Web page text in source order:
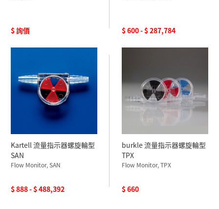
$ 詢價 $ 600 - $ 287,784
Kartell 流量指示器螺旋輪型
SAN
Flow Monitor, SAN
$ 888 - $ 488,392
burkle 流量指示器螺旋輪型
TPX
Flow Monitor, TPX
$ 660